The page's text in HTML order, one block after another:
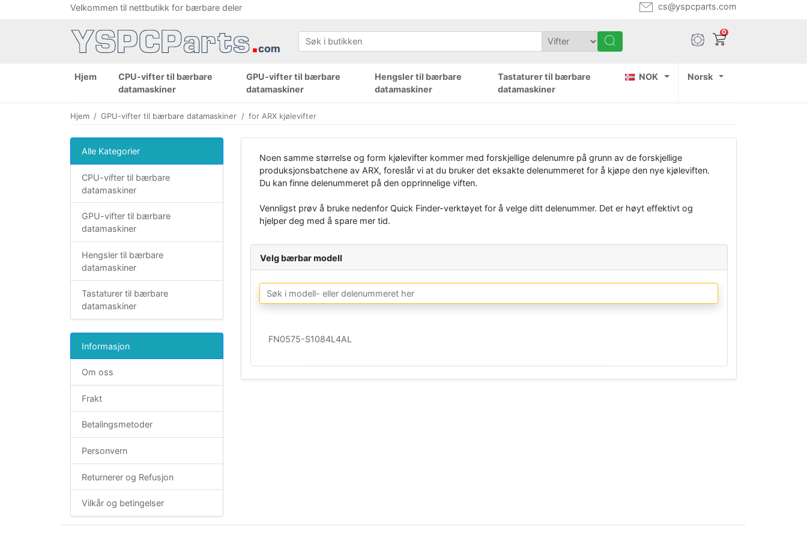
Velkommen til nettbutikk for bærbare deler cs@yspcparts.com
0
Hjem
CPU-vifter til bærbare
datamaskiner
GPU-vifter til bærbare
datamaskiner
Hengsler til bærbare
datamaskiner
Tastaturer til bærbare
datamaskiner
NOK Norsk
Hjem GPU-vifter til bærbare datamaskiner for ARX kjølevifter
Alle Kategorier
CPU-vifter til bærbare
datamaskiner
GPU-vifter til bærbare
datamaskiner
Hengsler til bærbare
datamaskiner
Tastaturer til bærbare
datamaskiner
Informasjon
Om oss
Frakt
Betalingsmetoder
Personvern
Returnerer og Refusjon
Vilkår og betingelser
Noen samme størrelse og form kjølevifter kommer med forskjellige delenumre på grunn av de forskjellige
produksjonsbatchene av ARX, foreslår vi at du bruker det eksakte delenummeret for å kjøpe den nye kjøleviften.
Du kan finne delenummeret på den opprinnelige viften.
Vennligst prøv å bruke nedenfor Quick Finder-verktøyet for å velge ditt delenummer. Det er høyt effektivt og
hjelper deg med å spare mer tid.
Velg bærbar modell
FN0575-S1084L4AL